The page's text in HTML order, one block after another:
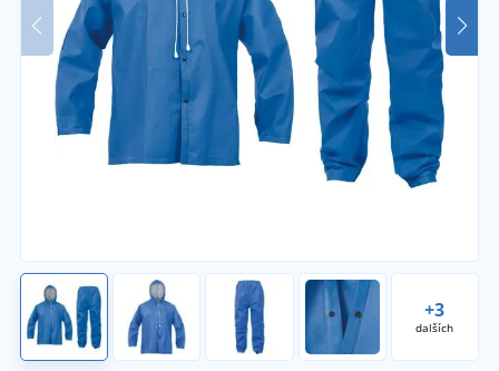
+3
dalších